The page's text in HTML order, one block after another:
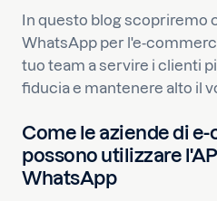
In questo blog scopriremo
WhatsApp per l'e-
tuo team a servire i clienti
fiducia e mantenere alto il
Come le aziende di
possono utilizzare
WhatsApp